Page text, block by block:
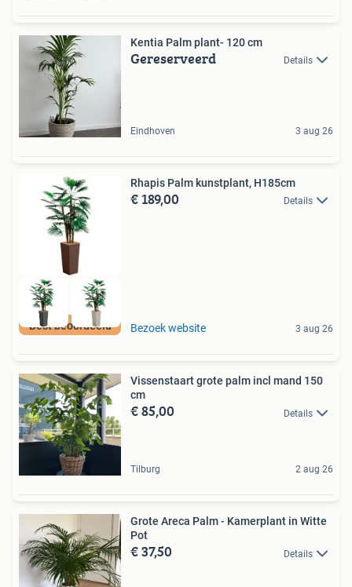
Kentia Palm plant- 120 cm
Gereserveerd Details
Eindhoven 3 aug 26
Best beoordeeld
Rhapis Palm kunstplant, H185cm
€ 189,00 Details
Bezoek website 3 aug 26
Vissenstaart grote palm incl mand 150
cm
€ 85,00 Details
Tilburg 2 aug 26
Grote Areca Palm - Kamerplant in Witte
Pot
€ 37,50 Details